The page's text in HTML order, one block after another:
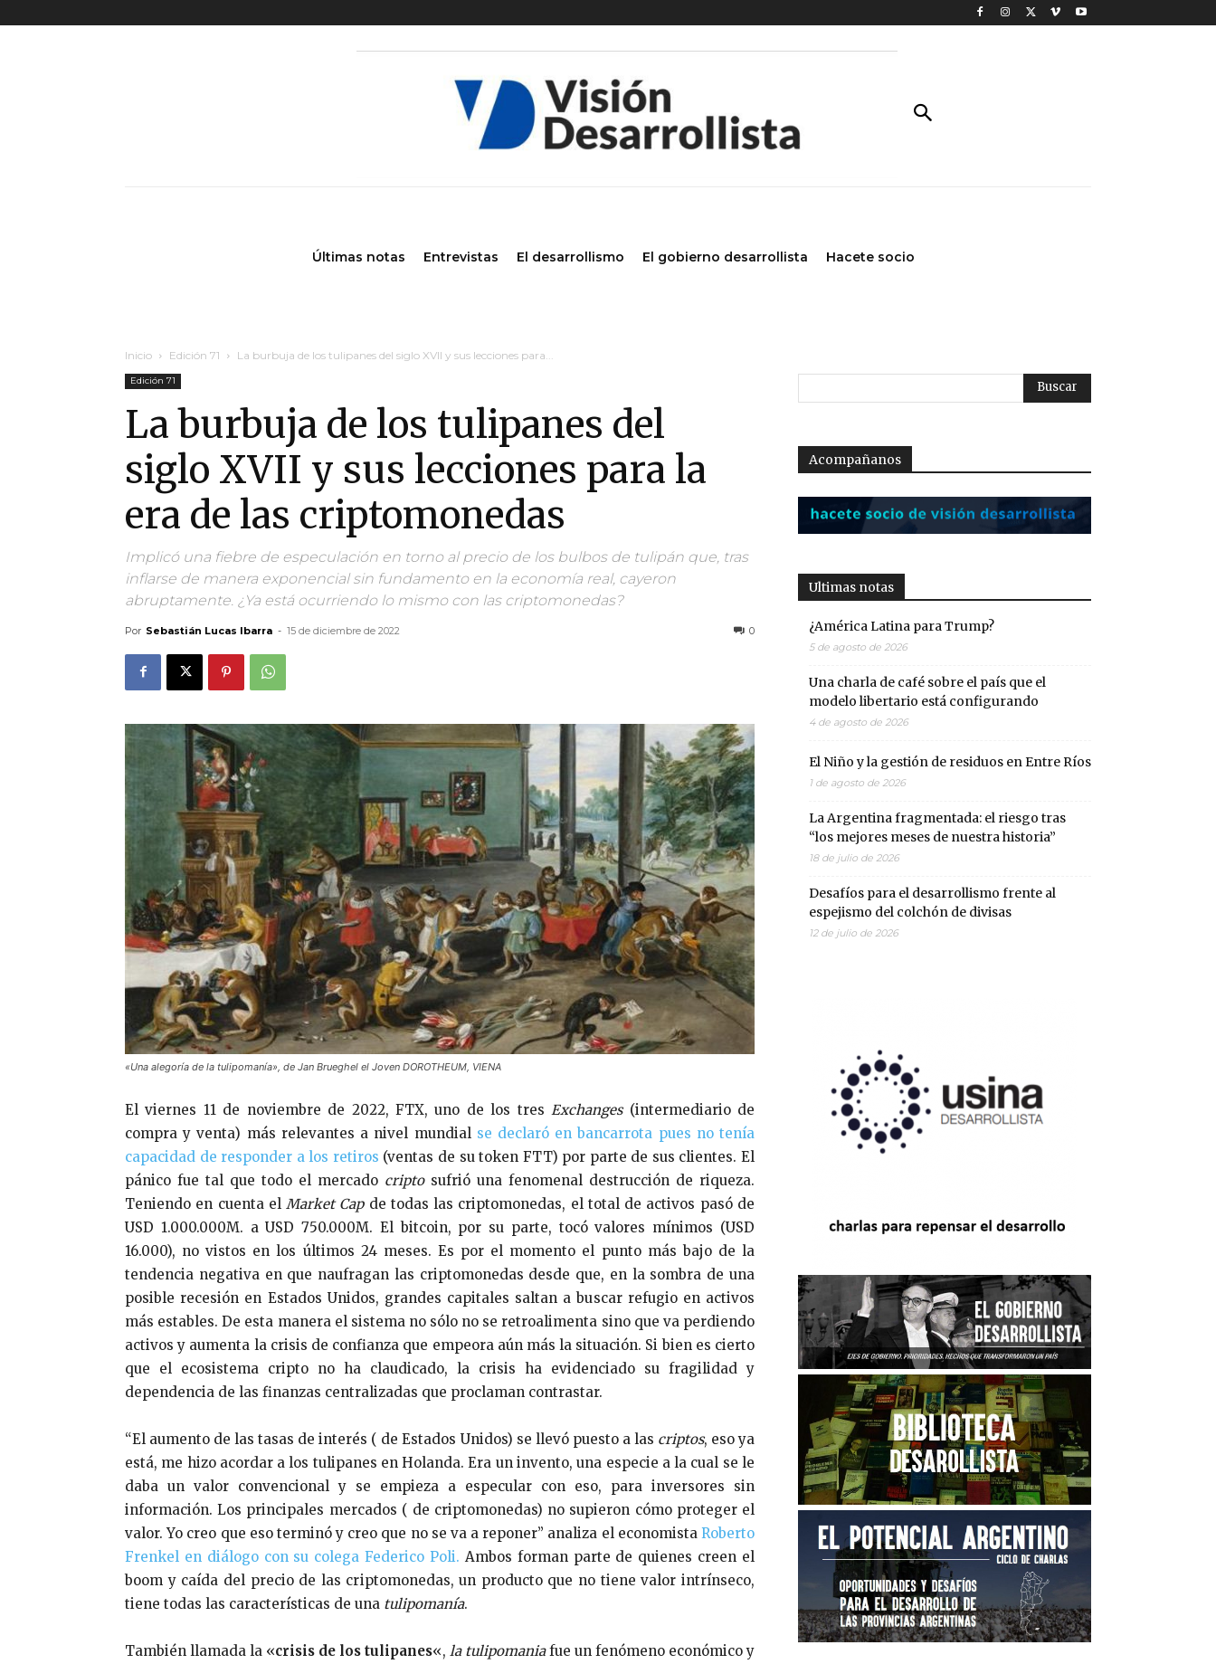
Últimas notas Entrevistas El desarrollismo El gobierno desarrollista Hacete socio
Inicio Edición 71 La burbuja de los tulipanes del siglo XVII y sus lecciones para...
Edición 71
La burbuja de los tulipanes del
siglo XVII y sus lecciones para la
era de las criptomonedas
Implicó una fiebre de especulación en torno al precio de los bulbos de tulipán que, tras
inflarse de manera exponencial sin fundamento en la economía real, cayeron
abruptamente. ¿Ya está ocurriendo lo mismo con las criptomonedas?
Por Sebastián Lucas Ibarra - 15 de diciembre de 2022 0
«Una alegoría de la tulipomanía», de Jan Brueghel el Joven DOROTHEUM, VIENA
El viernes 11 de noviembre de 2022, FTX, uno de los tres Exchanges (intermediario de
compra y venta) más relevantes a nivel mundial se declaró en bancarrota pues no tenía
capacidad de responder a los retiros (ventas de su token FTT) por parte de sus clientes. El
pánico fue tal que todo el mercado criptosufrió una fenomenal destrucción de riqueza.
Teniendo en cuenta el Market Capde todas las criptomonedas, el total de activos pasó de
USD 1.000.000M. a USD 750.000M. El bitcoin, por su parte, tocó valores mínimos (USD
16.000), no vistos en los últimos 24 meses. Es por el momento el punto más bajo de la
tendencia negativa en que naufragan las criptomonedas desde que, en la sombra de una
posible recesión en Estados Unidos, grandes capitales saltan a buscar refugio en activos
más estables. De esta manera el sistema no sólo no se retroalimenta sino que va perdiendo
activos y aumenta la crisis de confianza que empeora aún más la situación. Si bien es cierto
que el ecosistema cripto no ha claudicado, la crisis ha evidenciado su fragilidad y
dependencia de las finanzas centralizadas que proclaman contrastar.
“El aumento de las tasas de interés ( de Estados Unidos) se llevó puesto a las criptos, eso ya
está, me hizo acordar a los tulipanes en Holanda. Era un invento, una especie a la cual se le
daba un valor convencional y se empieza a especular con eso, para inversores sin
información. Los principales mercados ( de criptomonedas) no supieron cómo proteger el
valor. Yo creo que eso terminó y creo que no se va a reponer” analiza el economista Roberto
Frenkel en diálogo con su colega Federico Poli. Ambos forman parte de quienes creen el
boom y caída del precio de las criptomonedas, un producto que no tiene valor intrínseco,
tiene todas las características de una tulipomanía.
También llamada la «crisis de los tulipanes«, la tulipomaniafue un fenómeno económico y
Acompañanos
Ultimas notas
¿América Latina para Trump?
5 de agosto de 2026
Una charla de café sobre el país que el
modelo libertario está configurando
4 de agosto de 2026
El Niño y la gestión de residuos en Entre Ríos
1 de agosto de 2026
La Argentina fragmentada: el riesgo tras
“los mejores meses de nuestra historia”
18 de julio de 2026
Desafíos para el desarrollismo frente al
espejismo del colchón de divisas
12 de julio de 2026